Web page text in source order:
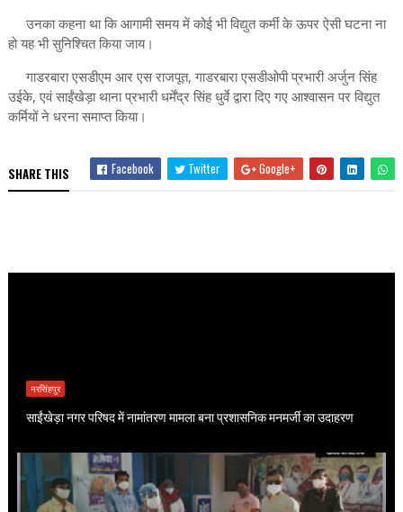
उनका कहना था कि आगामी समय में कोई भी विद्युत कर्मी के ऊपर ऐसी घटना ना
हो यह भी सुनिश्चित किया जाय।
गाडरबारा एसडीएम आर एस राजपूत, गाडरबारा एसडीओपी प्रभारी अर्जुन सिंह
उईके, एवं साईंखेड़ा थाना प्रभारी धर्मेंद्र सिंह धुर्वे द्वारा दिए गए आश्वासन पर विद्युत
कर्मियों ने धरना समाप्त किया।
SHARE THIS Facebook Twitter Google+
नरसिंहपुर
साईंखेड़ा नगर परिषद में नामांतरण मामला बना प्रशासनिक मनमर्जी का उदाहरण